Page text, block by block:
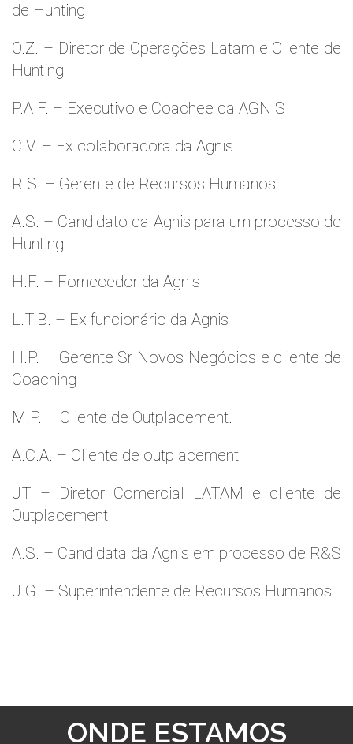
de Hunting
O.Z. – Diretor de Operações Latam e Cliente de
Hunting
P.A.F. – Executivo e Coachee da AGNIS
C.V. – Ex colaboradora da Agnis
R.S. – Gerente de Recursos Humanos
A.S. – Candidato da Agnis para um processo de
Hunting
H.F. – Fornecedor da Agnis
L.T.B. – Ex funcionário da Agnis
H.P. – Gerente Sr Novos Negócios e cliente de
Coaching
M.P. – Cliente de Outplacement.
A.C.A. – Cliente de outplacement
JT – Diretor Comercial LATAM e cliente de
Outplacement
A.S. – Candidata da Agnis em processo de R&S
J.G. – Superintendente de Recursos Humanos
ONDE ESTAMOS